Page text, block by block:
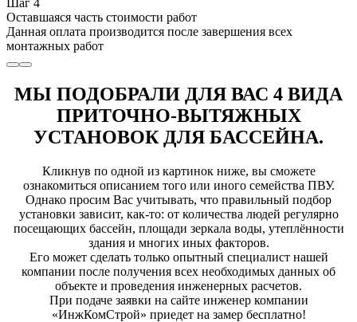
Оставшаяся часть стоимости работ
Данная оплата производится после завершения всех
монтажных работ
МЫ ПОДОБРАЛИ ДЛЯ ВАС 4 ВИДА
ПРИТОЧНО-ВЫТЯЖНЫХ
УСТАНОВОК ДЛЯ БАССЕЙНА.
Кликнув по одной из картинок ниже, вы сможете
ознакомиться описанием того или иного семейства ПВУ.
Однако просим Вас учитывать, что правильный подбор
установки зависит, как-то: от количества людей регулярно
посещающих бассейн, площади зеркала воды, утеплённости
здания и многих иных факторов.
Его может сделать только опытный специалист нашей
компании после получения всех необходимых данных об
объекте и проведения инженерных расчетов.
При подаче заявки на сайте инженер компании
«ИнжКомСтрой» приедет на замер бесплатно!